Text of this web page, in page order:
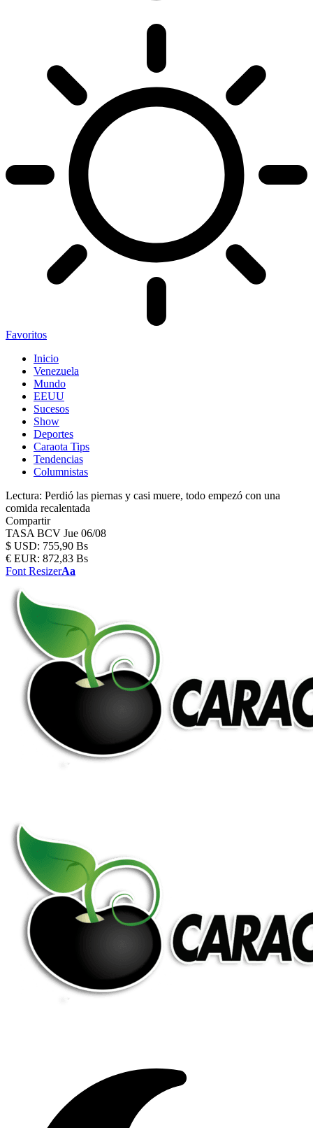
Favoritos
Inicio
Venezuela
Mundo
EEUU
Sucesos
Show
Deportes
Caraota Tips
Tendencias
Columnistas
Lectura: Perdió las piernas y casi muere, todo empezó con una
comida recalentada
Compartir
TASA BCV Jue 06/08
$ USD: 755,90 Bs
€ EUR: 872,83 Bs
Font ResizerAa